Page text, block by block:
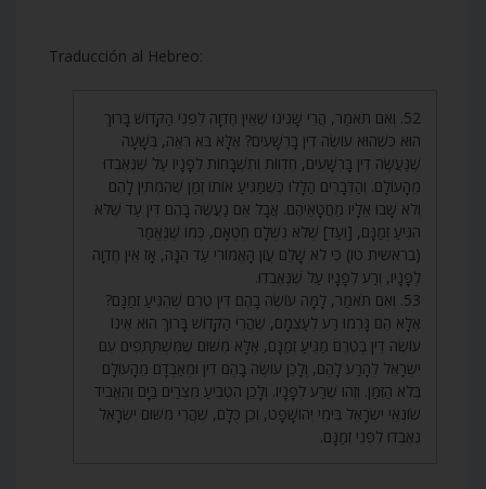
Traducción al Hebreo:
52. וְאִם תֹּאמַר, הֲרֵי שָׁנִינוּ שֶׁאֵין חֶדְוָה לִפְנֵי הַקָּדוֹשׁ בָּרוּךְ
הוּא כְּשֶׁהוּא עוֹשֶׂה דִין בָּרְשָׁעִים? אֶלָּא בֹּא רְאֵה, בְּשָׁעָה
שֶׁנַּעֲשֶׂה דִין בָּרְשָׁעִים, חֶדְווֹת וְתִשְׁבָּחוֹת לְפָנָיו עַל שֶׁנֶּאֶבְדוּ
מֵהָעוֹלָם. וְהַדְּבָרִים הַלָּלוּ כְּשֶׁמַּגִּיעַ אוֹתוֹ זְמַן שֶׁהִמְתִּין לָהֶם
וְלֹא שָׁבוּ אֵלָיו מֵחֲטָאֵיהֶם. אֲבָל אִם נַעֲשֶׂה בָהֶם דִּין עַד שֶׁלֹּא
הִגִּיעַ זְמַנָּם, [וְעַד] שֶׁלֹּא נִשְׁלָם חֶטְאָם, כְּמוֹ שֶׁנֶּאֱמַר
(בראשית טו) כִּי לֹא שָׁלֵם עֲוֹן הָאֱמוֹרִי עַד הֵנָּה, אָז אֵין חֶדְוָה
לְפָנָיו, וְרַע לְפָנָיו עַל שֶׁנֶּאֶבְדוּ.
53. וְאִם תֹּאמַר, לָמָּה עוֹשֶׂה בָהֶם דִּין טֶרֶם שֶׁהִגִּיעַ זְמַנָּם?
אֶלָּא הֵם גָּרְמוּ רַע לְעַצְמָם, שֶׁהֲרֵי הַקָּדוֹשׁ בָּרוּךְ הוּא אֵינוֹ
עוֹשֶׂה דִין בְּטֶרֶם מַגִּיעַ זְמַנָּם, אֶלָּא מִשּׁוּם שֶׁמִּשְׁתַּתְּפִים עִם
יִשְׂרָאֵל לְהָרַע לָהֶם, וְלָכֵן עוֹשֶׂה בָהֶם דִּין וּמְאַבְּדָם מֵהָעוֹלָם
בְּלֹא הַזְּמַן. וְזֶהוּ שֶׁרַע לְפָנָיו. וְלָכֵן הִטְבִּיעַ מִצְרַיִם בַּיָּם וְהֶאֱבִיד
שׂוֹנְאֵי יִשְׂרָאֵל בִּימֵי יְהוֹשָׁפָט, וְכֵן כֻּלָּם, שֶׁהֲרֵי מִשּׁוּם יִשְׂרָאֵל
נֶאֶבְדוּ לִפְנֵי זְמַנָּם.